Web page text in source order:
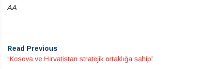
AA
Read Previous
“Kosova ve Hırvatistan stratejik ortaklığa sahip”